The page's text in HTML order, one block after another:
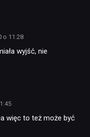
o 11:28
wyjść, nie
więc to też może być